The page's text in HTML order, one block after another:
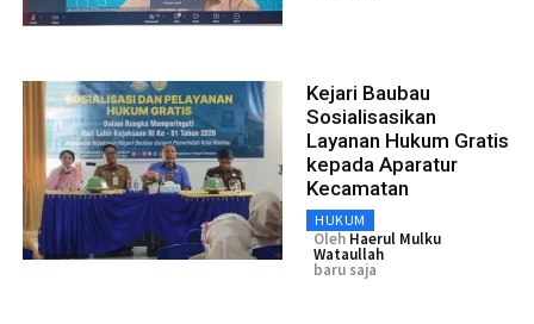
Kejari Baubau
Sosialisasikan
Layanan Hukum Gratis
kepada Aparatur
Kecamatan
HUKUM
Oleh Haerul Mulku
Wataullah
baru saja